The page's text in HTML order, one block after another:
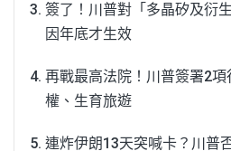
簽了！川普對「多晶矽及衍
因年底才生效
再戰最高法院！川普簽署2
權、生育旅遊
連炸伊朗13天突喊卡？川普